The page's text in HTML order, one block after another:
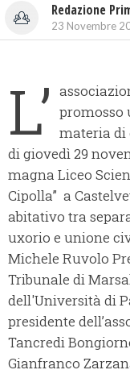
Redazione
23 Novembre
L’ promosso
materia di
di giovedì 29
magna Liceo
Cipolla” a
abitativo tra
uxorio e unione
Michele Ruvolo
Tribunale di
dell'Università di
presidente
Tancredi
Gianfranco